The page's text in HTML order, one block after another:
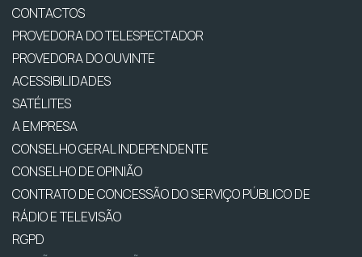
CONTACTOS
PROVEDORA DO TELESPECTADOR
PROVEDORA DO OUVINTE
ACESSIBILIDADES
SATÉLITES
A EMPRESA
CONSELHO GERAL INDEPENDENTE
CONSELHO DE OPINIÃO
CONTRATO DE CONCESSÃO DO SERVIÇO PÚBLICO DE
RÁDIO E TELEVISÃO
RGPD